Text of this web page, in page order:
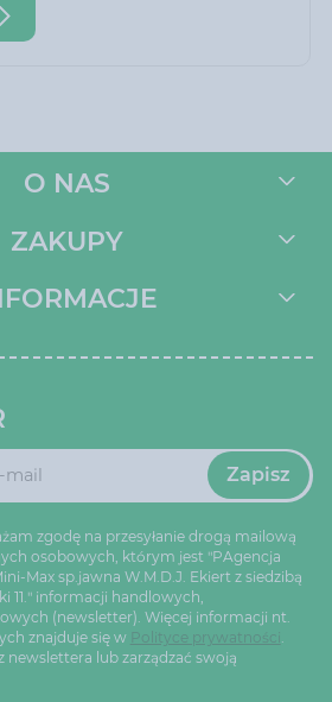
O NAS
ZAKUPY
Zapisz
zgodę na przesyłanie drogą mailową
osobowych, którym jest "PAgencja
Max sp.jawna W.M.D.J. Ekiert z siedzibą
11." informacji handlowych,
(newsletter). Więcej informacji nt.
znajduje się w Polityce prywatności
newslettera lub zarządzać swoją